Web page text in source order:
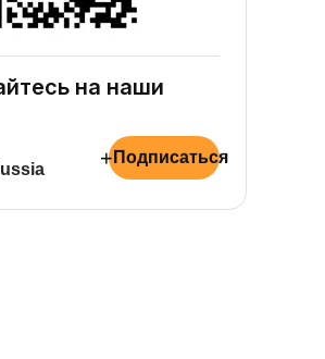
на наши
+ Подписаться